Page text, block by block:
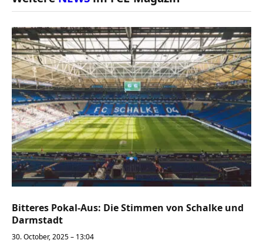
Bitteres Pokal-Aus: Die Stimmen von Schalke und
Darmstadt
30. October, 2025 – 13:04